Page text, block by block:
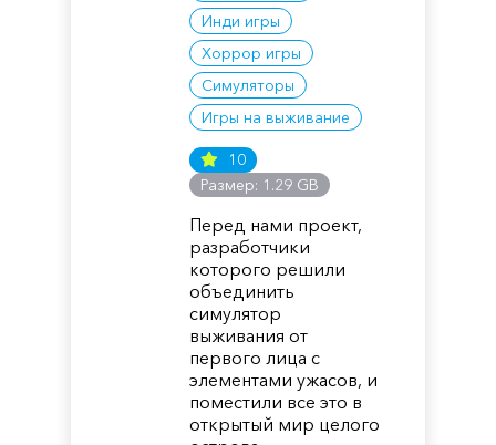
Инди игры
Хоррор игры
Симуляторы
Игры на выживание
10
Размер: 1.29 GB
Перед нами проект,
разработчики
которого решили
объединить
симулятор
выживания от
первого лица с
элементами ужасов, и
поместили все это в
открытый мир целого